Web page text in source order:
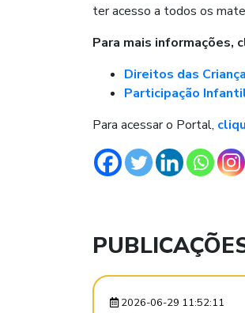
ter acesso a todos os
Para mais informações,
Direitos das
Participação
Para acessar o Portal,
2026-06-29 11:52:11